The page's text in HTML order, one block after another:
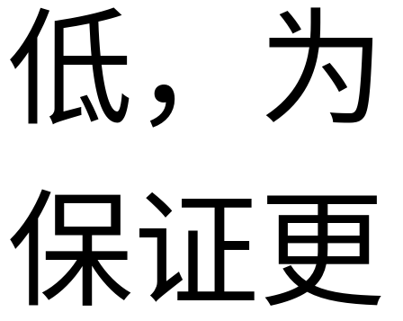
低，为
保证更